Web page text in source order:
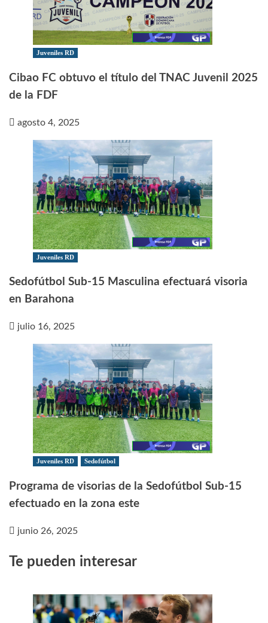
Juveniles RD
Cibao FC obtuvo el título del TNAC Juvenil 2025
de la FDF
agosto 4, 2025
Juveniles RD
Sedofútbol Sub-15 Masculina efectuará visoria
en Barahona
julio 16, 2025
Juveniles RD Sedofútbol
Programa de visorias de la Sedofútbol Sub-15
efectuado en la zona este
junio 26, 2025
Te pueden interesar